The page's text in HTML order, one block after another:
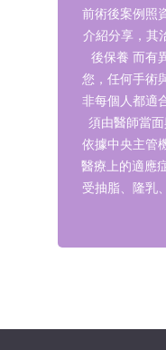
前術後案例照
介紹分享，其
後保養 而有
您，任何手術
非每個人都適
須由醫師當
依據中央主管
醫療上的適應
受抽脂、隆乳